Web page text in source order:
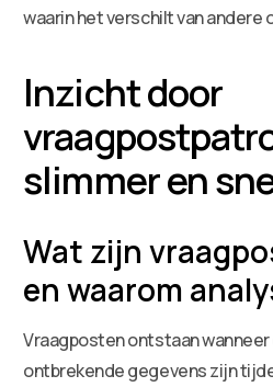
waarin het verschilt van andere
Inzicht door
slimmer en
Wat zijn
en waarom
Vraagposten ontstaan
ontbrekende gegevens zijn